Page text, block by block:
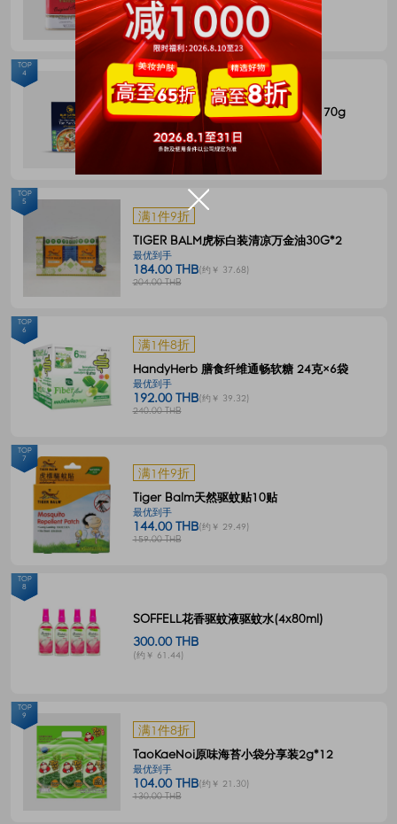
144.00 THB(约￥ 29.49)
180.00 THB
满1件8折
BLUE ELEPHANT 冬阴功一体式汤料 70g
55.00 THB(约￥ 11.27)
68.00 THB
TOP
4
满1件9折
TIGER BALM虎标白装清凉万金油30G*2
最优到手
184.00 THB(约￥ 37.68)
204.00 THB
TOP
5
满1件8折
HandyHerb 膳食纤维通畅软糖 24克×6袋
最优到手
192.00 THB(约￥ 39.32)
240.00 THB
TOP
6
满1件9折
Tiger Balm天然驱蚊贴10贴
最优到手
144.00 THB(约￥ 29.49)
159.00 THB
TOP
7
SOFFELL花香驱蚊液驱蚊水(4x80ml)
300.00 THB
(约￥ 61.44)
TOP
8
满1件8折
TaoKaeNoi原味海苔小袋分享装2g*12
最优到手
104.00 THB(约￥ 21.30)
130.00 THB
TOP
9